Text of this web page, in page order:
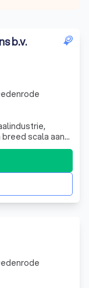
b.v.
scala aan
jouw
je nodig hebt.
in 26